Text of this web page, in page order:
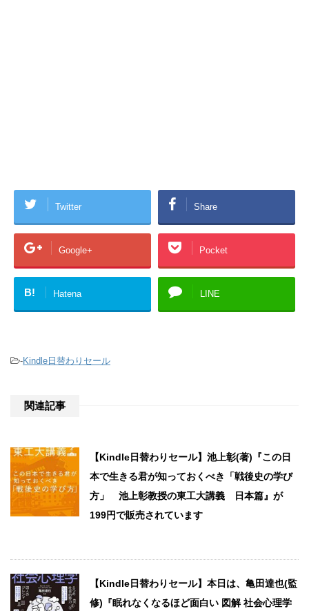
Twitter Share
Google+ Pocket
B! Hatena LINE
-Kindle日替わりセール
関連記事
【Kindle日替わりセール】池上彰(著)『この日
本で生きる君が知っておくべき「戦後史の学び
方」 池上彰教授の東工大講義 日本篇』が
199円で販売されています
【Kindle日替わりセール】本日は、亀田達也(監
修)『眠れなくなるほど面白い 図解 社会心理学